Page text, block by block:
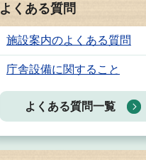
よくある質問
施設案内のよくある質問
庁舎設備に関すること
よくある質問一覧